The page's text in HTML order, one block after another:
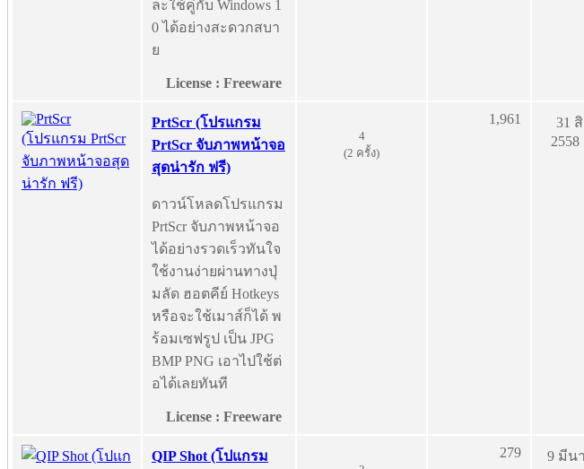
ละใช้คู่กับ Windows 1
0 ได้อย่างสะดวกสบา
ย
License : Freeware
PrtScr (โปรแกรม
PrtScr จับภาพหน้าจอ
สุดน่ารัก ฟรี)
ดาวน์โหลดโปรแกรม
PrtScr จับภาพหน้าจอ
ได้อย่างรวดเร็วทันใจ
ใช้งานง่ายผ่านทางปุ่
มลัด ฮอตคีย์ Hotkeys
หรือจะใช้เมาส์ก็ได้ พ
ร้อมเซฟรูป เป็น JPG
BMP PNG เอาไปใช้ต่
อได้เลยทันที
License : Freeware
4
(2 ครั้ง)
1,961
31
2558
QIP Shot (โปแกรม 279
9 มีน